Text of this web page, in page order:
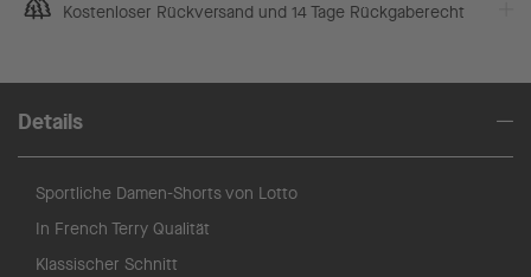
Kostenloser Rückversand und 14 Tage Rückgaberecht
Details
Sportliche Damen-Shorts von Lotto
In French Terry Qualität
Klassischer Schnitt